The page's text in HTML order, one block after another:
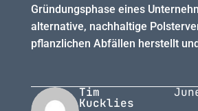
Gründungsphase eines
alternative, nachhaltige
pflanzlichen Abfällen herstellt
Tim
Kucklies